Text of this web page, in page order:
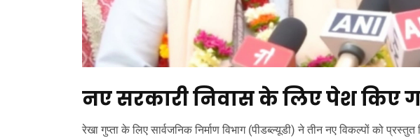
नए सरकारी निवास के लिए पेश किए
रेखा गुप्ता के लिए सार्वजनिक निर्माण विभाग (पीडब्ल्यूडी) ने तीन नए विकल्पों को